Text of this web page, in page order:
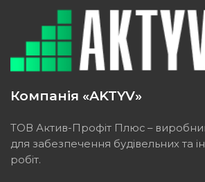
Компанія «AKTYV»
ТОВ Актив-Профіт Плюс –
для забезпечення будівельних та
робіт.